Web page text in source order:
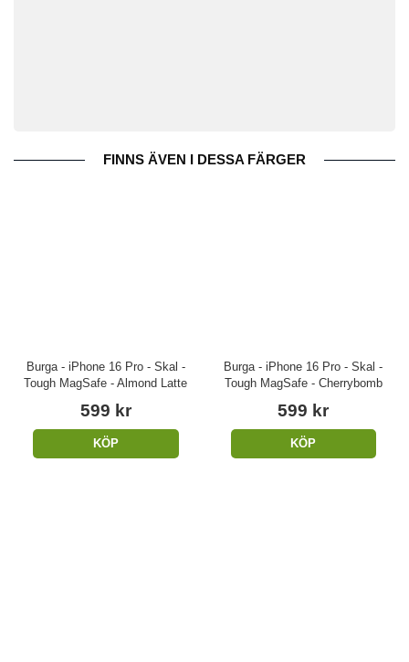
FINNS ÄVEN I DESSA FÄRGER
Burga - iPhone 16 Pro - Skal -
Tough MagSafe - Almond Latte
599 kr
KÖP
Burga - iPhone 16 Pro - Skal -
Tough MagSafe - Cherrybomb
599 kr
KÖP